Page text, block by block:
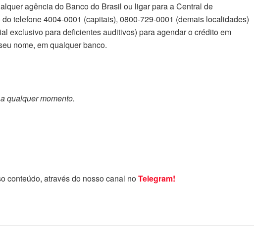
agência do Banco do Brasil ou ligar para a Central de
telefone 4004-0001 (capitais), 0800-729-0001 (demais localidades)
exclusivo para deficientes auditivos) para agendar o crédito em
nome, em qualquer banco.
qualquer momento.
conteúdo, através do nosso canal noTelegram!